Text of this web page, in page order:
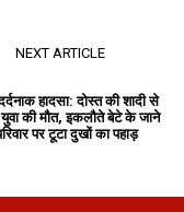
NEXT ARTICLE
हादसा: दोस्त की शादी से
की मौत, इकलौते बेटे के जाने
पर टूटा दुखों का पहाड़